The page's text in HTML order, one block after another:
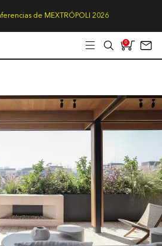
de MEXTRÓPOLI 2026
0